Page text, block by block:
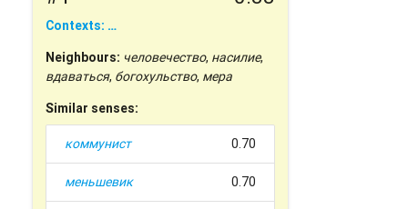
Contexts: …
Neighbours: человечество, насилие,
вдаваться, богохульство, мера
Similar senses:
коммунист 0.70
меньшевик 0.70